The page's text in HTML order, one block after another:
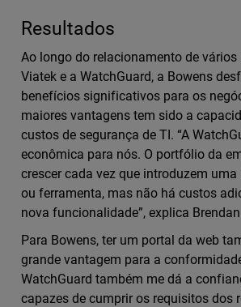
Resultados
Ao longo do relacionamento de vários
Viatek e a WatchGuard, a Bowens
benefícios significativos para os
maiores vantagens tem sido a
custos de segurança de TI. “A
econômica para nós. O portfólio da
crescer cada vez que introduzem
ou ferramenta, mas não há custos
nova funcionalidade”, explica
Para Bowens, ter um portal da web
grande vantagem para a
WatchGuard também me dá a
capazes de cumprir os requisitos dos